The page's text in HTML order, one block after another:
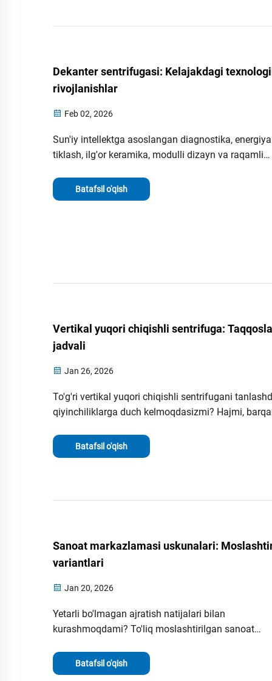
Dekanter sentrifugasi: Kelajakdagi
rivojlanishlar
Feb 02, 2026
Sun'iy intellektga asoslangan diagnostika, energiya
tiklash, ilg'or keramika, modulli dizayn va raqamli
o'zgartirayotganini biling. Ish vaqtini oshiring,
kamaytiring va ajratish jarayoningizni kelajakka
Batafsil o'qish
Vertikal yuqori chiqishli sentrifuga:
jadvali
Jan 26, 2026
To'g'ri vertikal yuqori chiqishli sentrifugani
qiyinchiliklarga duch kelmoqdasizmi? Hajmi,
va plitanali modellarni solishtiring. Eng mos
hozir tanlang.
Batafsil o'qish
Sanoat markazlamasi uskunalari:
variantlari
Jan 20, 2026
Yetarli bo'lmagan ajratish natijalari bilan
kurashmoqdami? To'liq moslashtirilgan sanoat
ishlash vaqtini uzaytirish hamda umumiy xizmat
ko'rsatish xarajatlarini kamaytirish qanday yordam
Batafsil o'qish